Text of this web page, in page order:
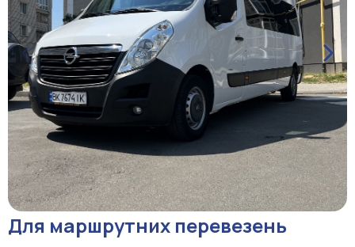
Для маршрутних перевезень